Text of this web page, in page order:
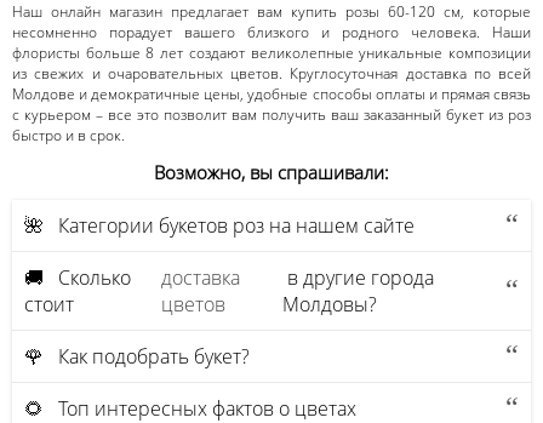
Наш онлайн магазин предлагает вам купить розы 60-120 см, которые
несомненно порадует вашего близкого и родного человека. Наши
флористы больше 8 лет создают великолепные уникальные композиции
из свежих и очаровательных цветов. Круглосуточная доставка по всей
Молдове и демократичные цены, удобные способы оплаты и прямая связь
с курьером – все это позволит вам получить ваш заказанный букет из роз
быстро и в срок.
Возможно, вы спрашивали:
🌺 Категории букетов роз на нашем сайте
🚚 Сколько
стоит
доставка
цветов
в другие города
Молдовы?
🌹 Как подобрать букет?
🌻 Топ интересных фактов о цветах